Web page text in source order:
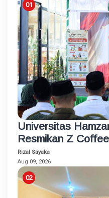
Universitas
Resmikan Z
Usaha Inklusif bagi
Disabilitas
Rizal Sayaka
Aug 09, 2026